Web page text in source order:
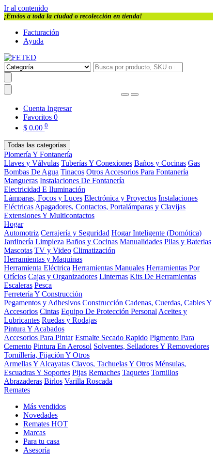
Ir al contenido
¡Envios a toda la ciudad o recolección en tienda!
Facturación
Ayuda
Cuenta Ingresar
Favoritos 0
$ 0.00 0
Todas las categorías
Plomería Y Fontanería
Llaves y Válvulas Tuberías Y Conexiones Baños y Cocinas Gas
Bombas De Agua Tinacos Otros Accesorios Para Fontanería
Mangueras Instalaciones De Fontanería
Electricidad E Iluminación
Lámparas, Focos y Luces Electrónica y Proyectos Instalaciones
Eléctricas Apagadores, Contactos, Portalámparas y Clavijas
Extensiones Y Multicontactos
Hogar
Automotriz Cerrajería y Seguridad Hogar Inteligente (Domótica)
Jardinería Limpieza Baños y Cocinas Manualidades Pilas y Baterias
Mascotas TV y Video Climatización
Herramientas y Maquinas
Herramienta Eléctrica Herramientas Manuales Herramientas Por
Ofícios Cajas y Organizadores Linternas Kits De Herramientas
Escaleras Pesca
Ferretería Y Construcción
Pegamentos y Adhesivos Construcción Cadenas, Cuerdas, Cables Y
Accesorios Cintas Equipo De Protección Personal Aceites y
Lubricantes Ruedas y Rodajas
Pintura Y Acabados
Accesorios Para Pintar Esmalte Secado Rapido Pigmento Para
Cemento Pintura En Aerosol Solventes, Selladores Y Removedores
Tornillería, Fijación Y Otros
Armellas Y Alcayatas Clavos, Tachuelas Y Otros Ménsulas,
Escuadras Y Soportes Pijas Remaches Taquetes Tornillos
Abrazaderas Birlos Varilla Roscada
Remates
Más vendidos
Novedades
Remates HOT
Marcas
Para tu casa
Asesoría